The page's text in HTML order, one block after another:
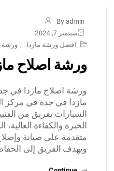
By admin
سبتمبر 7, 2024
افضل ورشة مازدا
, ورشة
ورشة اصلاح
ورشة اصلاح مازدا في
مازدا في جدة في مركز
السيارات بفريق من
الخبرة والكفاءة العالية،
متقدمة على صيانة
ويهدف الفريق إلى